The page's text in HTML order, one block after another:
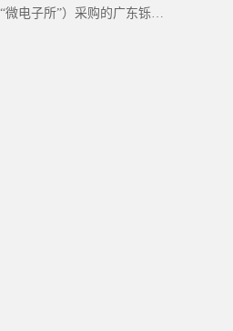
电子所”）采购的广东铄瑞